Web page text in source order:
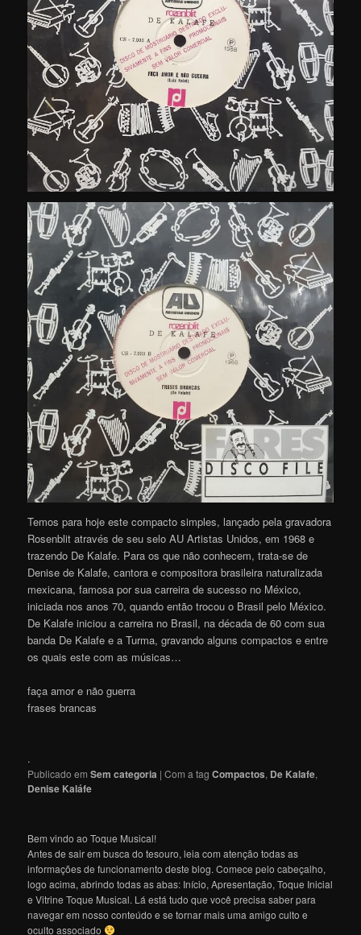
Temos para hoje este compacto simples, lançado pela gravadora
Rosenblit através de seu selo AU Artistas Unidos, em 1968 e
trazendo De Kalafe. Para os que não conhecem, trata-se de
Denise de Kalafe, cantora e compositora brasileira naturalizada
mexicana, famosa por sua carreira de sucesso no México,
iniciada nos anos 70, quando então trocou o Brasil pelo México.
De Kalafe iniciou a carreira no Brasil, na década de 60 com sua
banda De Kalafe e a Turma, gravando alguns compactos e entre
os quais este com as músicas…
faça amor e não guerra
frases brancas
.
Publicado em Sem categoria |Com a tagCompactos, De Kalafe,
Denise Kaláfe
Bem vindo ao Toque Musical!
Antes de sair em busca do tesouro, leia com atenção todas as
informações de funcionamento deste blog. Comece pelo cabeçalho,
logo acima, abrindo todas as abas: Início, Apresentação, Toque Inicial
e Vitrine Toque Musical. Lá está tudo que você precisa saber para
navegar em nosso conteúdo e se tornar mais uma amigo culto e
oculto associado